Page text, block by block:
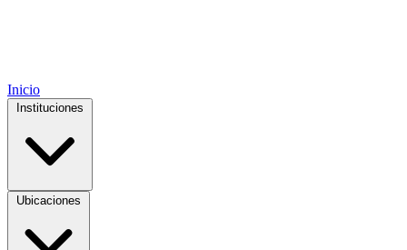
Inicio
Instituciones
Ubicaciones